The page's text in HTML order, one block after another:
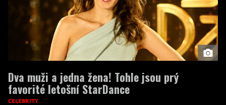
Dva muži a jedna žena! Tohle jsou prý
favorité letošní StarDance
CELEBRITY